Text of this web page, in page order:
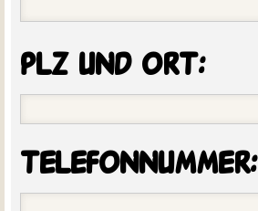
plz und ort:
telefonnummer: